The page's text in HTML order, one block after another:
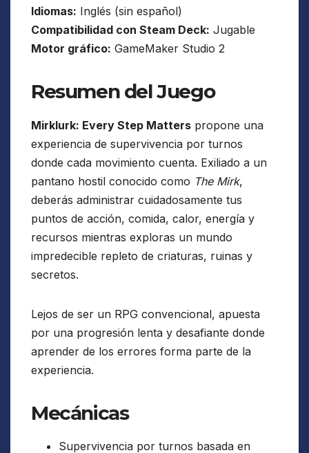
Idiomas: Inglés (sin español)
Compatibilidad con Steam Deck: Jugable
Motor gráfico: GameMaker Studio 2
Resumen del Juego
Mirklurk: Every Step Matters propone una
experiencia de supervivencia por turnos
donde cada movimiento cuenta. Exiliado a un
pantano hostil conocido como The Mirk,
deberás administrar cuidadosamente tus
puntos de acción, comida, calor, energía y
recursos mientras exploras un mundo
impredecible repleto de criaturas, ruinas y
secretos.
Lejos de ser un RPG convencional, apuesta
por una progresión lenta y desafiante donde
aprender de los errores forma parte de la
experiencia.
Mecánicas
Supervivencia por turnos basada en